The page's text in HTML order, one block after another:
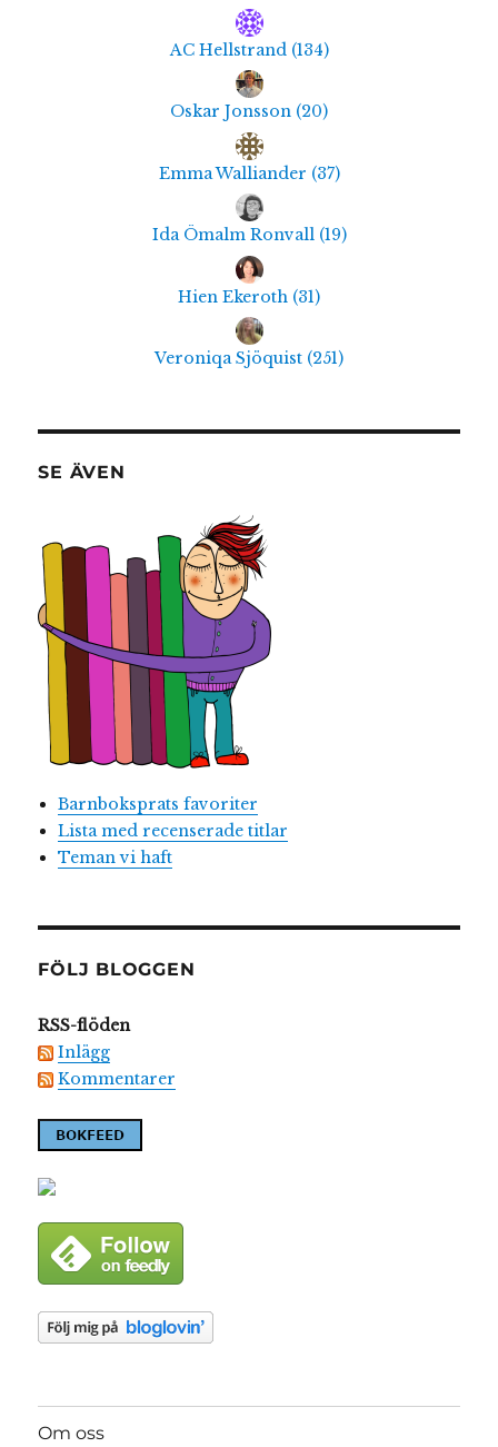
AC Hellstrand (134)
Oskar Jonsson (20)
Emma Walliander (37)
Ida Ömalm Ronvall (19)
Hien Ekeroth (31)
Veroniqa Sjöquist (251)
SE ÄVEN
Barnboksprats favoriter
Lista med recenserade titlar
Teman vi haft
FÖLJ BLOGGEN
RSS-flöden
Inlägg
Kommentarer
Om oss